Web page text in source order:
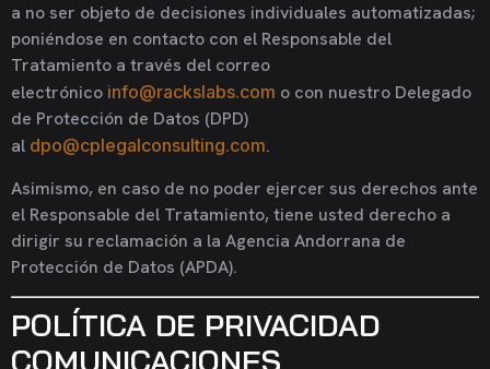
a no ser objeto de decisiones individuales automatizadas;
poniéndose en contacto con el Responsable del
Tratamiento a través del correo
electrónico info@rackslabs.com o con nuestro Delegado
de Protección de Datos (DPD)
al dpo@cplegalconsulting.com.
Asimismo, en caso de no poder ejercer sus derechos ante
el Responsable del Tratamiento, tiene usted derecho a
dirigir su reclamación a la Agencia Andorrana de
Protección de Datos (APDA).
POLÍTICA DE PRIVACIDAD
COMUNICACIONES